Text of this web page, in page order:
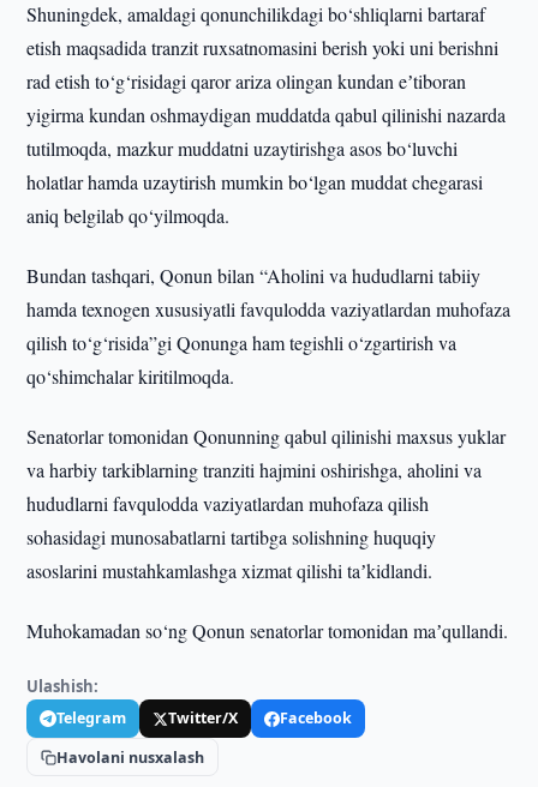
Shuningdek, amaldagi qonunchilikdagi bo‘shliqlarni bartaraf
etish maqsadida tranzit ruxsatnomasini berish yoki uni berishni
rad etish to‘g‘risidagi qaror ariza olingan kundan eʼtiboran
yigirma kundan oshmaydigan muddatda qabul qilinishi nazarda
tutilmoqda, mazkur muddatni uzaytirishga asos bo‘luvchi
holatlar hamda uzaytirish mumkin bo‘lgan muddat chegarasi
aniq belgilab qo‘yilmoqda.
Bundan tashqari, Qonun bilan “Aholini va hududlarni tabiiy
hamda texnogen xususiyatli favqulodda vaziyatlardan muhofaza
qilish to‘g‘risida”gi Qonunga ham tegishli o‘zgartirish va
qo‘shimchalar kiritilmoqda.
Senatorlar tomonidan Qonunning qabul qilinishi maxsus yuklar
va harbiy tarkiblarning tranziti hajmini oshirishga, aholini va
hududlarni favqulodda vaziyatlardan muhofaza qilish
sohasidagi munosabatlarni tartibga solishning huquqiy
asoslarini mustahkamlashga xizmat qilishi taʼkidlandi.
Muhokamadan so‘ng Qonun senatorlar tomonidan maʼqullandi.
Ulashish:
Telegram Twitter/X
Facebook
Havolani nusxalash